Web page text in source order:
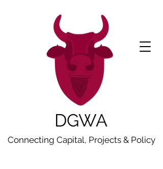
DGWA
Connecting Capital, Projects & Policy